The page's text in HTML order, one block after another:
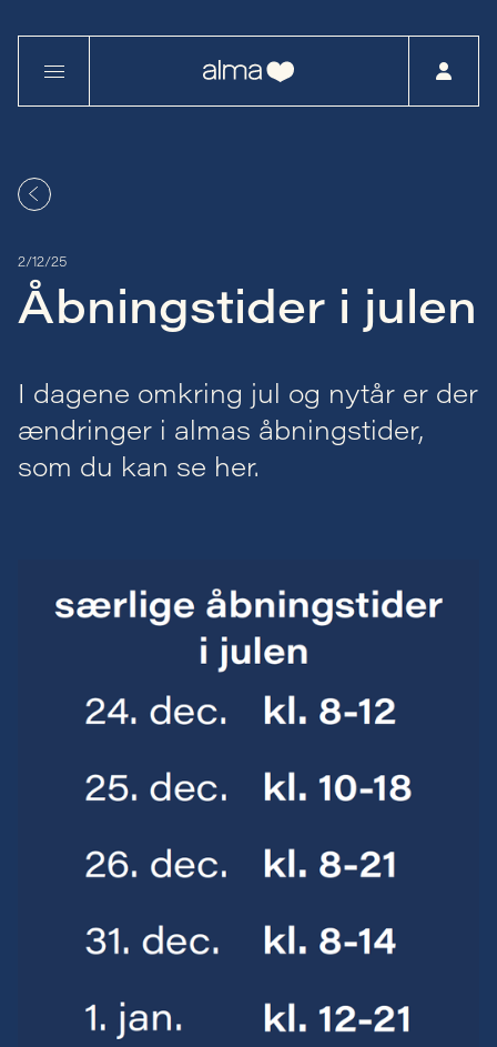
2/12/25
Åbningstider i julen
I dagene omkring jul og nytår er der
ændringer i almas åbningstider,
som du kan se her.